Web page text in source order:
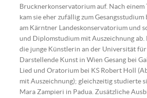
Brucknerkonservatorium auf. Nach einem
kam sie eher zufällig zum
am Kärntner Landeskonservatorium und
und Diplomstudium mit Auszeichnung
die junge Künstlerin an der Universität
Darstellende Kunst in Wien Gesang bei
Lied und Oratorium bei KS Robert Holl
mit Auszeichnung); gleichzeitig studierte
Mara Zampieri in Padua. Zusätzliche